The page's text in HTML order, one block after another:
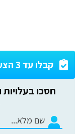
קבלו עד 3 הצעות מחיר